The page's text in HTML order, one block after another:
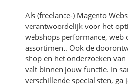
Als (freelance-) Magento
verantwoordelijk voor het
webshops performance, web
assortiment. Ook de
shop en het onderzoeken
valt binnen jouw functie. In
verschillende specialisten, ga